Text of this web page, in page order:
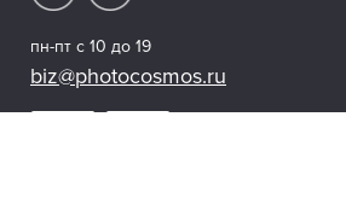
пн-пт с 10 до 19
biz@photocosmos.ru